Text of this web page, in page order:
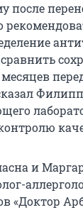
после
и
«Доктор